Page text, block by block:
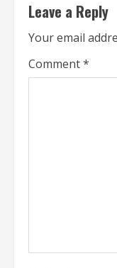
i
n
u
i
Leave a Reply
Your email
Comment*